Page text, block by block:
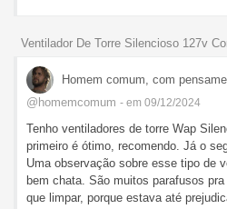
Ventilador De Torre Silencioso 127v
Homem comum, com
@homemcomum - em 09/12/2024
Tenho ventiladores de torre Wap
primeiro é ótimo, recomendo. Já o
Uma observação sobre esse tipo de
bem chata. São muitos parafusos
que limpar, porque estava até